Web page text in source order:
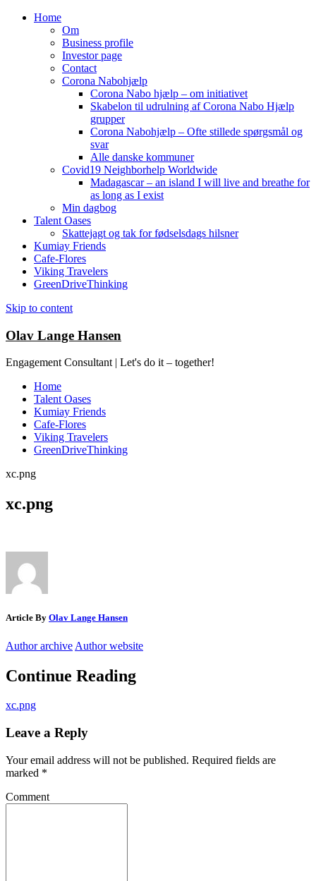
Home
Om
Business profile
Investor page
Contact
Corona Nabohjælp
Corona Nabo hjælp – om initiativet
Skabelon til udrulning af Corona Nabo Hjælp
grupper
Corona Nabohjælp – Ofte stillede spørgsmål og
svar
Alle danske kommuner
Covid19 Neighborhelp Worldwide
Madagascar – an island I will live and breathe for
as long as I exist
Min dagbog
Talent Oases
Skattejagt og tak for fødselsdags hilsner
Kumiay Friends
Cafe-Flores
Viking Travelers
GreenDriveThinking
Skip to content
Olav Lange Hansen
Engagement Consultant | Let's do it – together!
Home
Talent Oases
Kumiay Friends
Cafe-Flores
Viking Travelers
GreenDriveThinking
xc.png
xc.png
Article By Olav Lange Hansen
Author archive Author website
Continue Reading
xc.png
Leave a Reply
Your email address will not be published. Required fields are
marked *
Comment